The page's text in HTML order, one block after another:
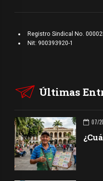
Registro Sindical No.
Nit: 900393920-1
Últimas
07/